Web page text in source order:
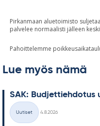
Pirkanmaan aluetoimisto
palvelee normaalisti jälleen
Pahoittelemme
Lue myös nämä
SAK:
Kategoriat
Uutiset
4.8.2026